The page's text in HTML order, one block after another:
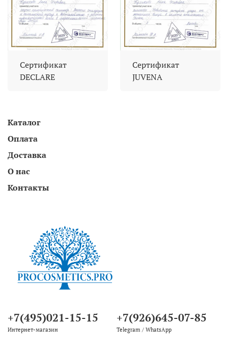
Сертификат
DECLARE
Сертификат
JUVENA
Каталог
Оплата
Доставка
О нас
Контакты
+7(495)021-15-15
Интернет-магазин
+7(926)645-07-85
Telegram / WhatsApp